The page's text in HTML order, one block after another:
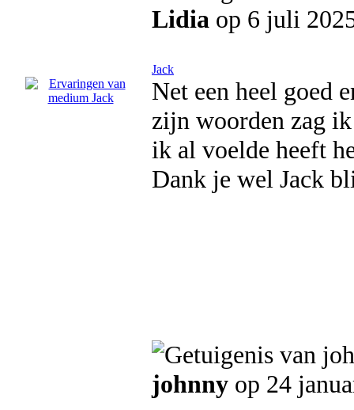
Lidia op 6 juli
Jack
Net een heel goed
zijn woorden zag
ik al voelde heeft
Dank je wel Jack
johnny op 24